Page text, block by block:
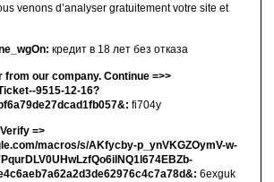
venons d’analyser gratuitement votre site et
кредит в 18 лет без отказа
from our company. Continue =>>
9515-12-16?
fi704y
=>
macros/s/AKfycby-p_ynVKGZOymV-w-
6exguk